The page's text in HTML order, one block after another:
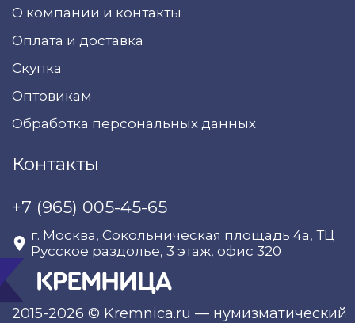
2015-2026 © Kremnica.ru — нумизматический
О компании и контакты
Оплата и доставка
Скупка
Оптовикам
Обработка персональных данных
Контакты
+7 (965) 005-45-65
г. Москва, Сокольническая площадь 4а, ТЦ
Русское раздолье, 3 этаж, офис 320